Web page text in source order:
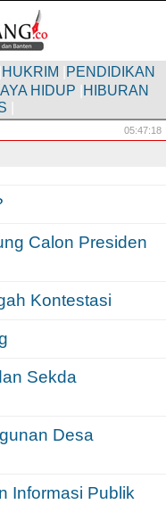
HUKRIM PENDIDIKAN
HIDUP HIBURAN
05:47:18
Calon Presiden
Kontestasi
Sekda
Desa
Informasi Publik